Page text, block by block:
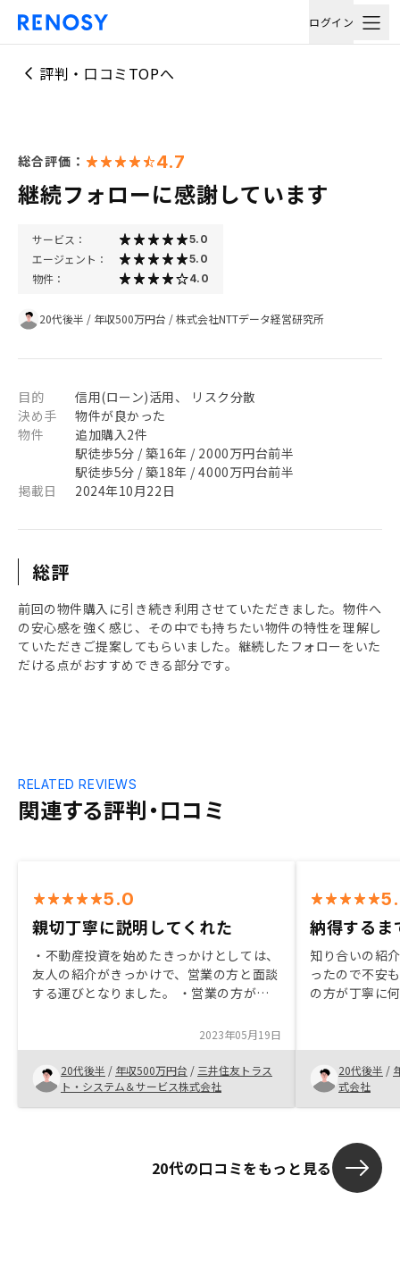
ログイン
評判・口コミTOPへ
総合評価： 4.7
継続フォローに感謝しています
サービス： 5.0
エージェント： 5.0
物件： 4.0
20代後半 / 年収500万円台 /株式会社NTTデータ経営研究所
目的
信用(ローン)活用、 リスク分散
決め手
物件が良かった
物件
追加購入2件
駅徒歩5分 / 築16年 / 2000万円台前半
駅徒歩5分 / 築18年 / 4000万円台前半
掲載日
2024年10月22日
総評
前回の物件購入に引き続き利用させていただきました。物件へ
の安心感を強く感じ、その中でも持ちたい物件の特性を理解し
ていただきご提案してもらいました。継続したフォローをいた
だける点がおすすめできる部分です。
関連する評判・口コミ
RELATED REVIEWS
5.0
親切丁寧に説明してくれた
・不動産投資を始めたきっかけとしては、
友人の紹介がきっかけで、営業の方と面談
する運びとなりました。 ・営業の方が親
り、そのご説明に納得感があったため、購
入を決断しました。
2023年05月19日
20代後半 / 年収500万円台 / 三井住友トラス
ト・システム＆サービス株式会社
納得するま
知り合いの紹
ったので不安
の方が丁寧に
そやった方が
してくれまし
20代後半 /
式会社
20代の口コミをもっと見る